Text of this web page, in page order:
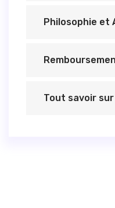
Philosophie et
Tout savoir